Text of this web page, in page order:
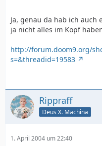
Ja, genau da hab ich auch
ja nicht alles im Kopf
http://forum.doom9.org/
s=&threadid=19583
Rippraff
Deus X. Machina
1. April 2004 um 22:40